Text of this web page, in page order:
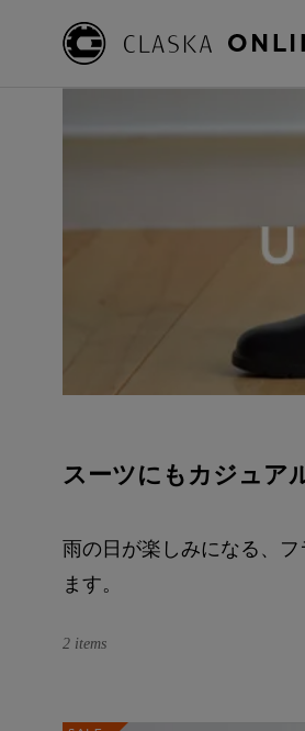
スーツにもカジュア
雨の日が楽しみになる、
ます。
2 items